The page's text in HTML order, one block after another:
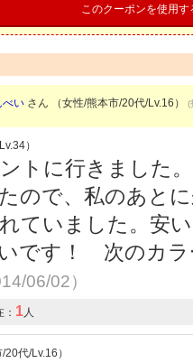
このクーポンを使用す
べい さん （女性/熊本市/20代/Lv.16） (
）
トに行きました
ので、私のあと
ていました。安
です！ 次のカ
06/02）
1人
代/Lv.16）